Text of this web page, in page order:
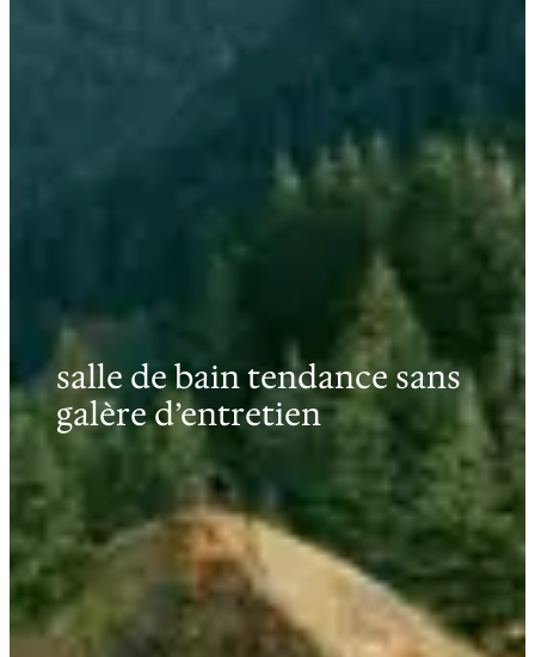
salle de bain tendance sans
galère d’entretien